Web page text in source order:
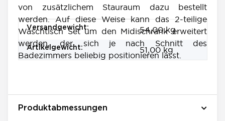
von zusätzlichem Stauraum dazu bestellt
werden. Auf diese Weise kann das 2-teilige
Waschtisch Set um den Midischrank erweitert
werden, der sich je nach Schnitt des
Badezimmers beliebig positionieren lässt.
Produkteigenschaft
Wert
Versandgewicht: 54,00 kg
Artikelgewicht: 51,00 kg
Produktabmessungen